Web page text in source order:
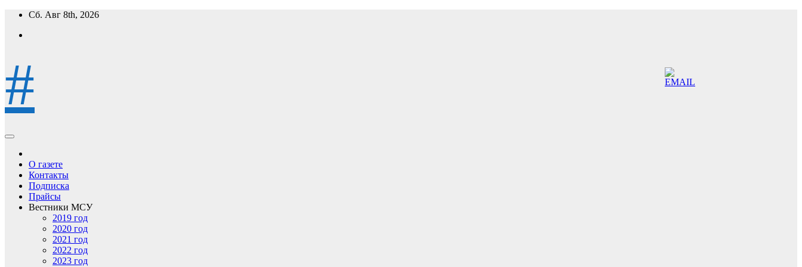
Перейти
содержимому
Сб. Авг 8th, 2026
#
О газете
Контакты
Подписка
Прайсы
Вестники МСУ
2019 год
2020 год
2021 год
2022 год
2023 год